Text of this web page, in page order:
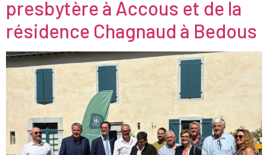
presbytère à Accous et de la
résidence Chagnaud à Bedous